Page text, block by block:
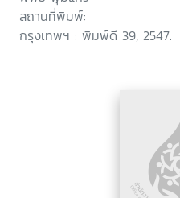
สถานที่พิมพ์:
กรุงเทพฯ : พิมพ์ดี 39, 2547.